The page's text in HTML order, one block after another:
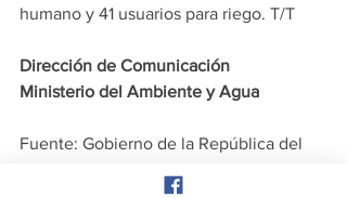
humano y 41 usuarios para riego. T/T
Dirección de Comunicación
Ministerio del Ambiente y Agua
Fuente: Gobierno de la República del